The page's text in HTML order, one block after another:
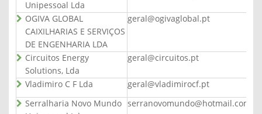
Unipessoal Lda
OGIVA GLOBAL
CAIXILHARIAS E SERVIÇOS
DE ENGENHARIA LDA
geral@ogivaglobal.pt
Circuitos Energy
Solutions, Lda
geral@circuitos.pt
Vladimiro C F Lda
geral@vladimirocf.pt
Serralharia Novo Mundo serranovomundo@hotmail.com